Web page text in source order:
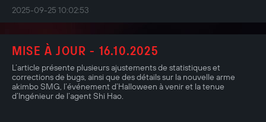
2025-09-25 10:02:53
MISE À JOUR - 16.10.2025
L’article présente plusieurs ajustements de statistiques et
corrections de bugs, ainsi que des détails sur la nouvelle arme
akimbo SMG, l’événement d’Halloween à venir et la tenue
d’Ingénieur de l’agent Shi Hao.